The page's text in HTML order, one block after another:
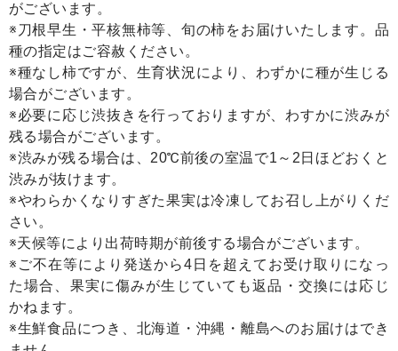
がございます。
※刀根早生・平核無柿等、旬の柿をお届けいたします。品
種の指定はご容赦ください。
※種なし柿ですが、生育状況により、わずかに種が生じる
場合がございます。
※必要に応じ渋抜きを行っておりますが、わすかに渋みが
残る場合がございます。
※渋みが残る場合は、20℃前後の室温で1～2日ほどおくと
渋みが抜けます。
※やわらかくなりすぎた果実は冷凍してお召し上がりくだ
さい。
※天候等により出荷時期が前後する場合がございます。
※ご不在等により発送から4日を超えてお受け取りになっ
た場合、果実に傷みが生じていても返品・交換には応じ
かねます。
※生鮮食品につき、北海道・沖縄・離島へのお届けはでき